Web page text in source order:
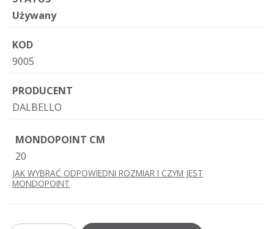
Używany
KOD
9005
PRODUCENT
DALBELLO
MONDOPOINT CM
20
JAK WYBRAĆ ODPOWIEDNI ROZMIAR I CZYM JEST
MONDOPOINT